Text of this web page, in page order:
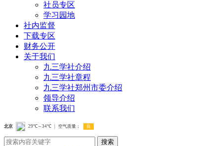
社员专区
学习园地
社内监督
下载专区
财务公开
关于我们
九三学社介绍
九三学社章程
九三学社郑州市委介绍
领导介绍
联系我们
搜索